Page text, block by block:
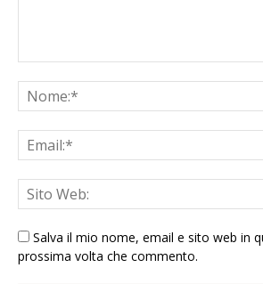
Salva il mio nome, email e sito web in
prossima volta che commento.